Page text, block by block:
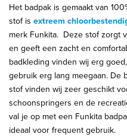
Het badpak is gemaakt van
stof is extreem
merk Funkita. Deze stof zorgt
en geeft een zacht en
badkleding vinden wij erg
gebruik erg lang meegaan. De
stof vinden wij zeer geschikt
schoonspringers en de
val je op met een Funkita
ideaal voor frequent gebruik.